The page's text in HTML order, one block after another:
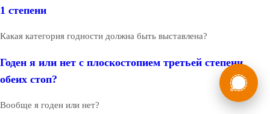
1 степени
Какая категория годности должна быть выставлена?
Годен я или нет с плоскостопием третьей степени
обеих стоп?
Вообще я годен или нет?
Мы в России